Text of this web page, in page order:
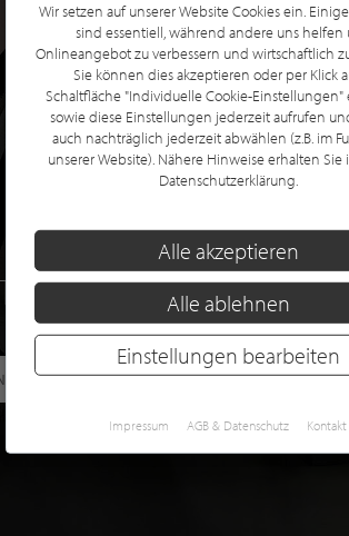
GRATIS
Wir setzen auf unserer Website Cookies ein.
sind essentiell, während andere uns helfen
Onlineangebot zu verbessern und wirtschaftlich
Sie können dies akzeptieren oder per Klick
Schaltfläche "Individuelle Cookie-Einstellungen"
sowie diese Einstellungen jederzeit aufrufen
auch nachträglich jederzeit abwählen (z.B. im
unserer Website). Nähere Hinweise erhalten Sie
Datenschutzerklärung.
Alle akzeptieren
Alle ablehnen
Einstellungen bearbeiten
Impressum AGB & Datenschutz Kontakt